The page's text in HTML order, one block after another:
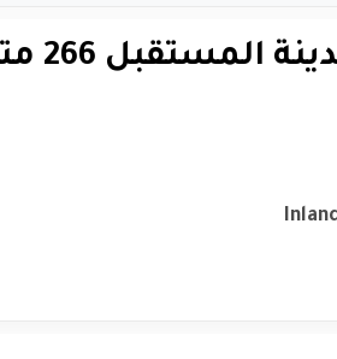
دوبلكس للبيع بلوم فيلدز